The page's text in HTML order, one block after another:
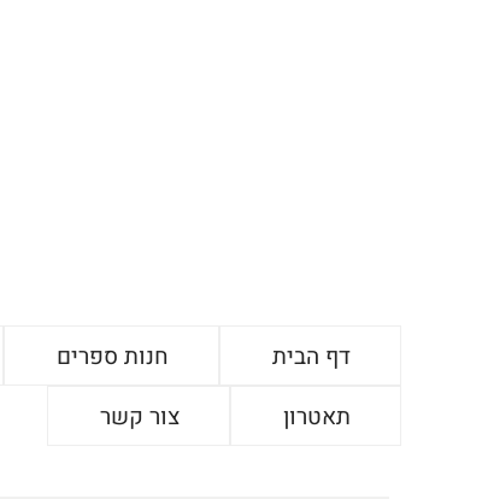
דף הבית חנות ספרים
תאטרון
צור קשר